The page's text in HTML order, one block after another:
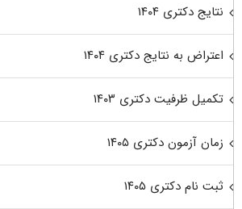
نتایج دکتری ۱۴۰۴
اعتراض به نتایج دکتری ۱۴۰۴
تکمیل ظرفیت دکتری ۱۴۰۳
زمان آزمون دکتری ۱۴۰۵
ثبت نام دکتری ۱۴۰۵